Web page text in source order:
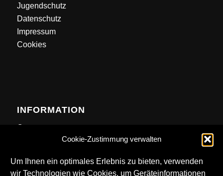
Cookie-Zustimmung verwalten
Um Ihnen ein optimales Erlebnis zu bieten, verwenden
wir Technologien wie Cookies, um Geräteinformationen
Jugendschutz
Datenschutz
Impressum
Cookies
INFORMATION
Contact